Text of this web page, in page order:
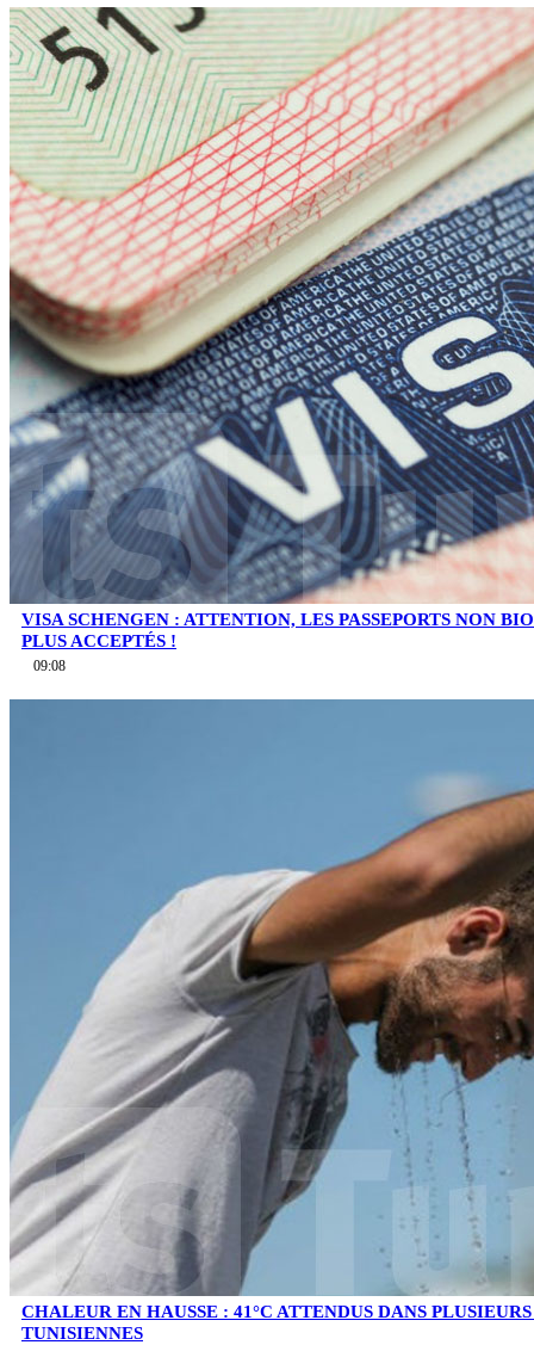
VISA SCHENGEN : ATTENTION, LES PASSEPORTS NON
PLUS ACCEPTÉS !
09:08
CHALEUR EN HAUSSE : 41°C ATTENDUS DANS
TUNISIENNES